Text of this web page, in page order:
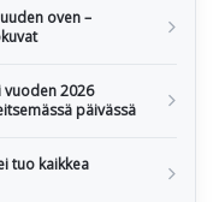
oven –
vuoden 2026
päivässä
tuo kaikkea